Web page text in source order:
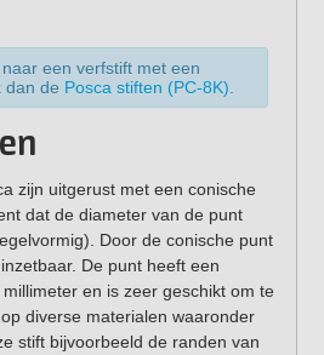
een verfstift met een
dan de Posca stiften (PC-8K).
zijn uitgerust met een conische
dat de diameter van de punt
Door de conische punt
De punt heeft een
en is zeer geschikt om te
diverse materialen waaronder
stift bijvoorbeeld de randen van